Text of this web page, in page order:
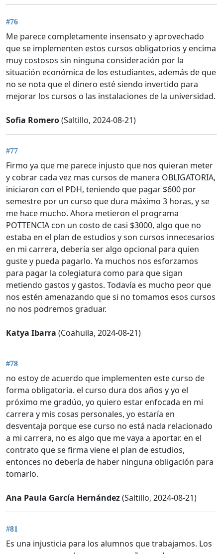
#76
Me parece completamente insensato y aprovechado
que se implementen estos cursos obligatorios y encima
muy costosos sin ninguna consideración por la
situación económica de los estudiantes, además de que
no se nota que el dinero esté siendo invertido para
mejorar los cursos o las instalaciones de la universidad.
Sofia Romero(Saltillo, 2024-08-21)
#77
Firmo ya que me parece injusto que nos quieran meter
y cobrar cada vez mas cursos de manera OBLIGATORIA,
iniciaron con el PDH, teniendo que pagar $600 por
semestre por un curso que dura máximo 3 horas, y se
me hace mucho. Ahora metieron el programa
POTTENCIA con un costo de casi $3000, algo que no
estaba en el plan de estudios y son cursos innecesarios
en mi carrera, debería ser algo opcional para quien
guste y pueda pagarlo. Ya muchos nos esforzamos
para pagar la colegiatura como para que sigan
metiendo gastos y gastos. Todavía es mucho peor que
nos estén amenazando que si no tomamos esos cursos
no nos podremos graduar.
Katya Ibarra (Coahuila, 2024-08-21)
#78
no estoy de acuerdo que implementen este curso de
forma obligatoria. el curso dura dos años y yo el
próximo me gradúo, yo quiero estar enfocada en mi
carrera y mis cosas personales, yo estaría en
desventaja porque ese curso no está nada relacionado
a mi carrera, no es algo que me vaya a aportar. en el
contrato que se firma viene el plan de estudios,
entonces no debería de haber ninguna obligación para
tomarlo.
Ana Paula García Hernández(Saltillo, 2024-08-21)
#81
Es una injusticia para los alumnos que trabajamos. Los